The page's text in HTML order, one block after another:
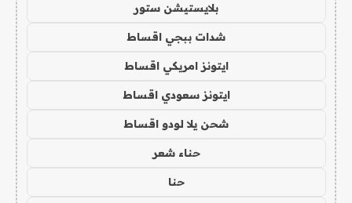
بلايستيشن ستور
شدات ببجي اقساط
ايتونز امريكي اقساط
ايتونز سعودي اقساط
شحن يلا لودو اقساط
حناء شعر
حنا